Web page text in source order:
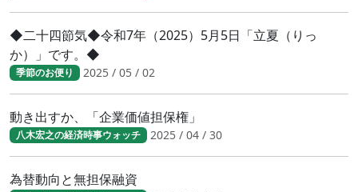
◆二十四節気◆令和7年（2025）5月5日「立夏（りっ
か）」です。◆
季節のお便り 2025 / 05 / 02
動き出すか、「企業価値担保権」
八木宏之の経済時事ウォッチ 2025 / 04 / 30
為替動向と無担保融資